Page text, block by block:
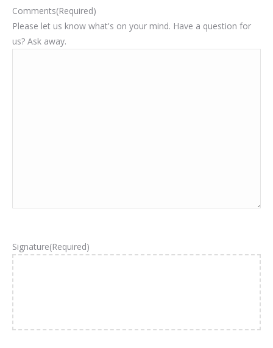
Comments(Required)
Please let us know what's on your mind. Have a question for
us? Ask away.
Signature(Required)